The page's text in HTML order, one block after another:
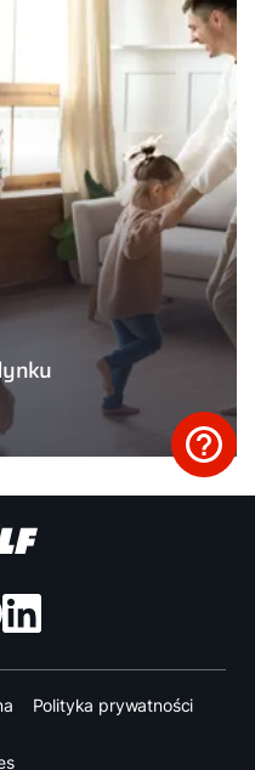
Polityka prywatności